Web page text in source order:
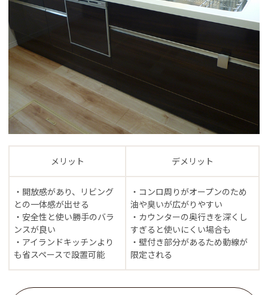
メリット デメリット
・開放感があり、リビング
との一体感が出せる
・安全性と使い勝手のバラ
ンスが良い
・アイランドキッチンより
も省スペースで設置可能
・コンロ周りがオープンのため
油や臭いが広がりやすい
・カウンターの奥行きを深くし
すぎると使いにくい場合も
・壁付き部分があるため動線が
限定される